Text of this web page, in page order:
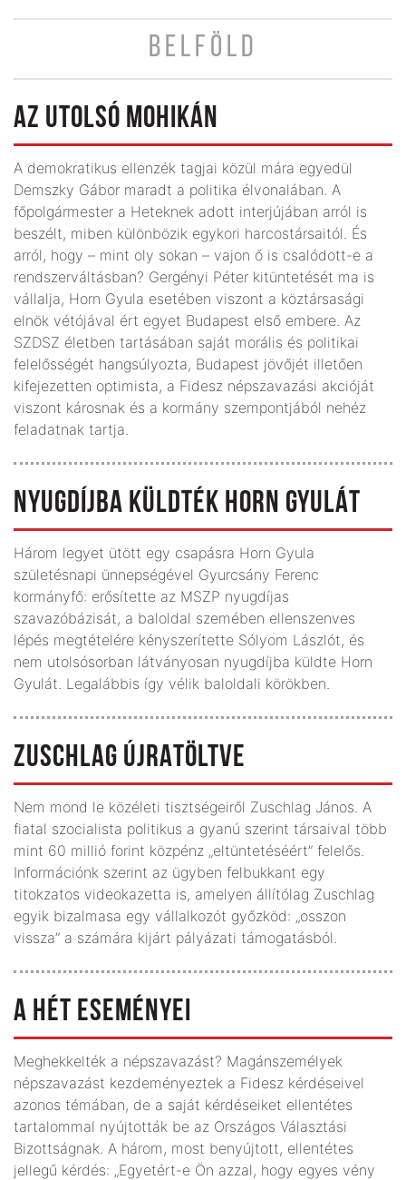
BELFÖLD
AZ UTOLSÓ MOHIKÁN
A demokratikus ellenzék tagjai közül mára egyedül
Demszky Gábor maradt a politika élvonalában. A
főpolgármester a Heteknek adott interjújában arról is
beszélt, miben különbözik egykori harcostársaitól. És
arról, hogy – mint oly sokan – vajon ő is csalódott-e a
rendszerváltásban? Gergényi Péter kitüntetését ma is
vállalja, Horn Gyula esetében viszont a köztársasági
elnök vétójával ért egyet Budapest első embere. Az
SZDSZ életben tartásában saját morális és politikai
felelősségét hangsúlyozta, Budapest jövőjét illetően
kifejezetten optimista, a Fidesz népszavazási akcióját
viszont károsnak és a kormány szempontjából nehéz
feladatnak tartja.
NYUGDÍJBA KÜLDTÉK HORN GYULÁT
Három legyet ütött egy csapásra Horn Gyula
születésnapi ünnepségével Gyurcsány Ferenc
kormányfő: erősítette az MSZP nyugdíjas
szavazóbázisát, a baloldal szemében ellenszenves
lépés megtételére kényszerítette Sólyom Lászlót, és
nem utolsósorban látványosan nyugdíjba küldte Horn
Gyulát. Legalábbis így vélik baloldali körökben.
ZUSCHLAG ÚJRATÖLTVE
Nem mond le közéleti tisztségeiről Zuschlag János. A
fiatal szocialista politikus a gyanú szerint társaival több
mint 60 millió forint közpénz „eltüntetéséért” felelős.
Információnk szerint az ügyben felbukkant egy
titokzatos videokazetta is, amelyen állítólag Zuschlag
egyik bizalmasa egy vállalkozót győzköd: „osszon
vissza” a számára kijárt pályázati támogatásból.
A HÉT ESEMÉNYEI
Meghekkelték a népszavazást? Magánszemélyek
népszavazást kezdeményeztek a Fidesz kérdéseivel
azonos témában, de a saját kérdéseiket ellentétes
tartalommal nyújtották be az Országos Választási
Bizottságnak. A három, most benyújtott, ellentétes
jellegű kérdés: „Egyetért-e Ön azzal, hogy egyes vény